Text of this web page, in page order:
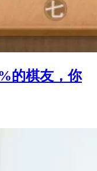
的棋友，你